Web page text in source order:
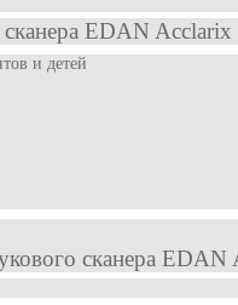
сканера EDAN
и детей
сканера